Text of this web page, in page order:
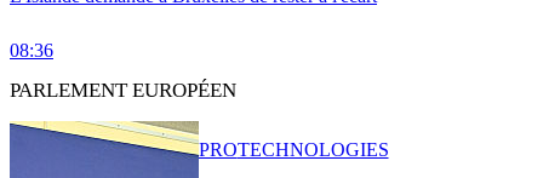
08:36
PARLEMENT EUROPÉEN
PROTECHNOLOGIES